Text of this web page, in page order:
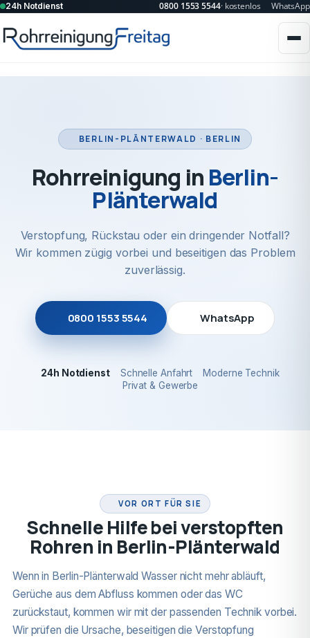
24h Notdienst 0800 1553 5544· kostenlos WhatsApp
BERLIN-PLÄNTERWALD · BERLIN
Rohrreinigung in Berlin-
Plänterwald
Verstopfung, Rückstau oder ein dringender Notfall?
Wir kommen zügig vorbei und beseitigen das Problem
zuverlässig.
0800 1553 5544 WhatsApp
24h Notdienst Schnelle Anfahrt
Moderne Technik
Privat & Gewerbe
VOR ORT FÜR SIE
Schnelle Hilfe bei verstopften
Rohren in Berlin-Plänterwald
Wenn in Berlin-Plänterwald Wasser nicht mehr abläuft,
Gerüche aus dem Abfluss kommen oder das WC
zurückstaut, kommen wir mit der passenden Technik vorbei.
Wir prüfen die Ursache, beseitigen die Verstopfung